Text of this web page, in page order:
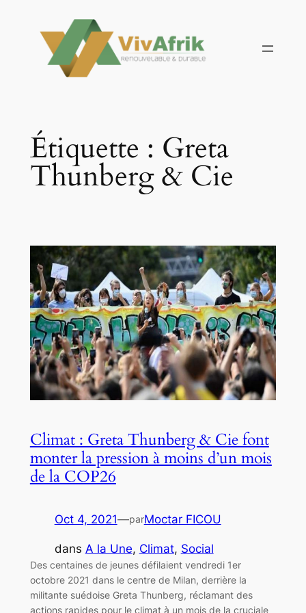
contenu
Étiquette : Greta
Thunberg & Cie
Climat : Greta Thunberg & Cie font
monter la pression à moins d’un mois
de la COP26
Oct 4, 2021—parMoctar FICOU
dans A la Une, Climat, Social
Des centaines de jeunes défilaient vendredi 1er
octobre 2021 dans le centre de Milan, derrière la
militante suédoise Greta Thunberg, réclamant des
actions rapides pour le climat à un mois de la cruciale